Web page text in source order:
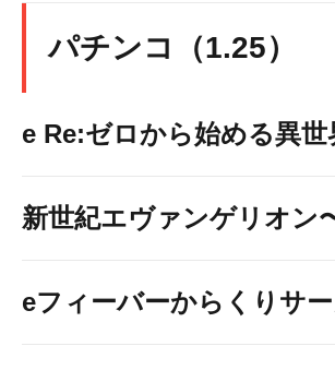
パチンコ（1.25）
e Re:ゼロから始める異
新世紀エヴァンゲリオン
eフィーバーからくりサ